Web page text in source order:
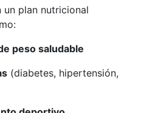
plan nutricional
peso saludable
(diabetes, hipertensión,